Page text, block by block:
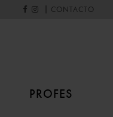
CONTACTO
PROFES